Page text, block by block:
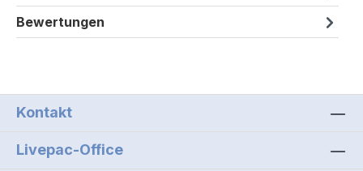
Bewertungen
Kontakt
Livepac-Office